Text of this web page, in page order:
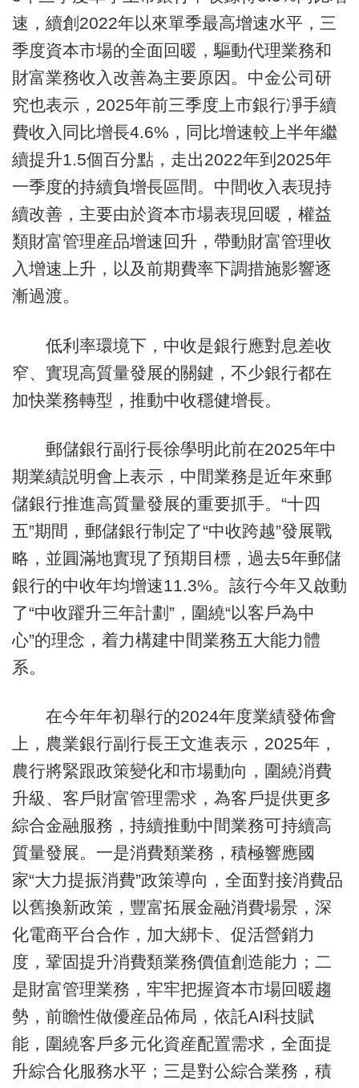
速，續創2022年以來單季最高增速水平，三
季度資本市場的全面回暖，驅動代理業務和
財富業務收入改善為主要原因。中金公司研
究也表示，2025年前三季度上市銀行凈手續
費收入同比增長4.6%，同比增速較上半年繼
續提升1.5個百分點，走出2022年到2025年
一季度的持續負增長區間。中間收入表現持
續改善，主要由於資本市場表現回暖，權益
類財富管理産品增速回升，帶動財富管理收
入增速上升，以及前期費率下調措施影響逐
漸過渡。
低利率環境下，中收是銀行應對息差收
窄、實現高質量發展的關鍵，不少銀行都在
加快業務轉型，推動中收穩健增長。
郵儲銀行副行長徐學明此前在2025年中
期業績説明會上表示，中間業務是近年來郵
儲銀行推進高質量發展的重要抓手。“十四
五”期間，郵儲銀行制定了“中收跨越”發展戰
略，並圓滿地實現了預期目標，過去5年郵儲
銀行的中收年均增速11.3%。該行今年又啟動
了“中收躍升三年計劃”，圍繞“以客戶為中
心”的理念，着力構建中間業務五大能力體
系。
在今年年初舉行的2024年度業績發佈會
上，農業銀行副行長王文進表示，2025年，
農行將緊跟政策變化和市場動向，圍繞消費
升級、客戶財富管理需求，為客戶提供更多
綜合金融服務，持續推動中間業務可持續高
質量發展。一是消費類業務，積極響應國
家“大力提振消費”政策導向，全面對接消費品
以舊換新政策，豐富拓展金融消費場景，深
化電商平台合作，加大綁卡、促活營銷力
度，鞏固提升消費類業務價值創造能力；二
是財富管理業務，牢牢把握資本市場回暖趨
勢，前瞻性做優産品佈局，依託AI科技賦
能，圍繞客戶多元化資産配置需求，全面提
升綜合化服務水平；三是對公綜合業務，積